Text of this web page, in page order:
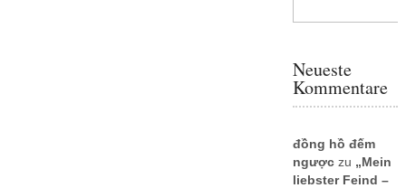
Neueste
Kommentare
đồng hồ đếm
ngượczu „Mein
liebster Feind –